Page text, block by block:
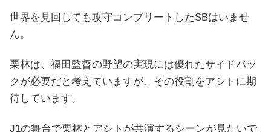
世界を見回しても攻守コンプリートしたSBはいませ
ん。
栗林は、福田監督の野望の実現には優れたサイドバッ
クが必要だと考えていますが、その役割をアシトに期
待しています。
J1の舞台で栗林とアシトが共演するシーンが見たいで